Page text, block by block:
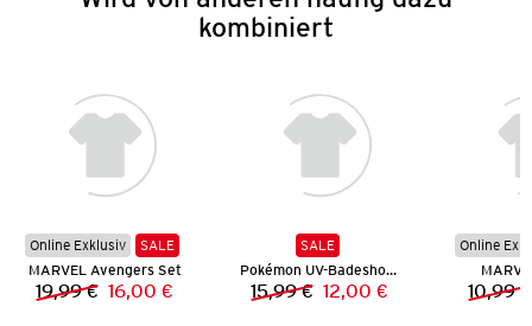
kombiniert
Online Exklusiv
SALE
MARVEL Avengers Set
Vorheriger Preis:
19,99 € Neuer Preis:
16,00 €
SALE
Pokémon UV-Badeshorts
Vorheriger Preis:
15,99 € Neuer Preis:
12,00 €
Online
10,99 €